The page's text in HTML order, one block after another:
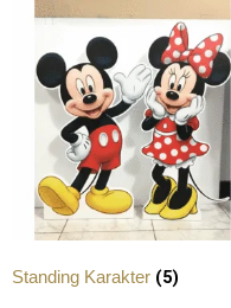
Standing Karakter (5)